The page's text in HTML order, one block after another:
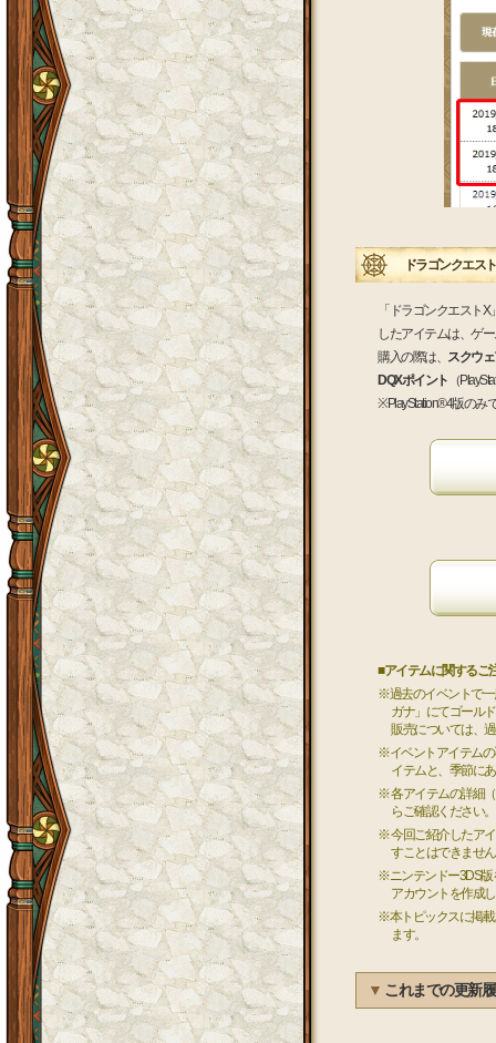
ドラゴンクエス
「ドラゴンクエスト
したアイテムは、ゲ
購入の際は、 スクウ
DQXポイント （
※PlayStation®4版のみ
■アイテムに関するご
※過去のイベントで一
ガナ」にてゴール
販売については、
※イベントアイテムの
イテムと、季節に
※ 各アイテムの詳細
らご確認ください。
※ 今回ご紹介したア
すことはできませ
※ニンテンドー3DS版
アカウントを作成
※本トピックスに掲載
ます。
▼ これまでの更新